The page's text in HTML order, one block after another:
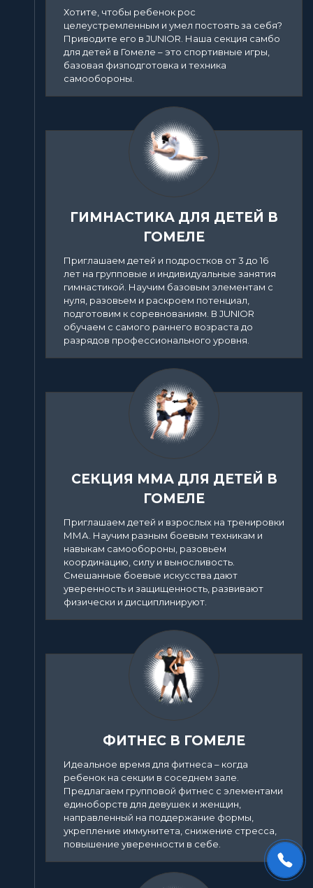
Хотите, чтобы ребенок рос
целеустремленным и умел постоять за себя?
Приводите его в JUNIOR. Наша секция самбо
для детей в Гомеле – это спортивные игры,
базовая физподготовка и техника
самообороны.
ГИМНАСТИКА ДЛЯ ДЕТЕЙ В
ГОМЕЛЕ
Приглашаем детей и подростков от 3 до 16
лет на групповые и индивидуальные занятия
гимнастикой. Научим базовым элементам с
нуля, разовьем и раскроем потенциал,
подготовим к соревнованиям. В JUNIOR
обучаем с самого раннего возраста до
разрядов профессионального уровня.
СЕКЦИЯ ММА ДЛЯ ДЕТЕЙ В
ГОМЕЛЕ
Приглашаем детей и взрослых на тренировки
ММА. Научим разным боевым техникам и
навыкам самообороны, разовьем
координацию, силу и выносливость.
Смешанные боевые искусства дают
уверенность и защищенность, развивают
физически и дисциплинируют.
ФИТНЕС В ГОМЕЛЕ
Идеальное время для фитнеса – когда
ребенок на секции в соседнем зале.
Предлагаем групповой фитнес с элементами
единоборств для девушек и женщин,
направленный на поддержание формы,
укрепление иммунитета, снижение стресса,
повышение уверенности в себе.